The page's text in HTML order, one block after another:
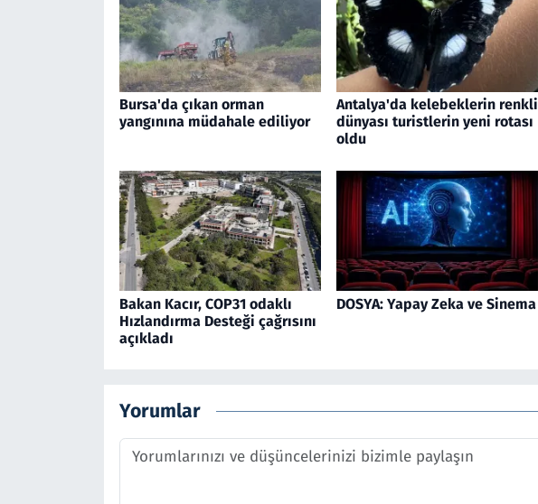
Bursa'da çıkan orman
yangınına müdahale ediliyor
Antalya'da kelebeklerin renkli
dünyası turistlerin yeni rotası
oldu
Bakan Kacır, COP31 odaklı
Hızlandırma Desteği çağrısını
açıkladı
DOSYA: Yapay Zeka ve Sinema
Yorumlar